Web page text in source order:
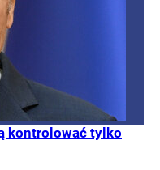
kontrolować tylko